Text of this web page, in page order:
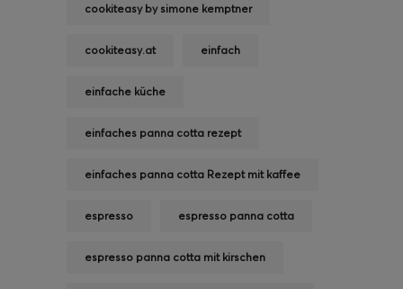
cookiteasy by simone kemptner
cookiteasy.at einfach
einfache küche
einfaches panna cotta rezept
einfaches panna cotta Rezept mit kaffee
espresso espresso panna cotta
espresso panna cotta mit kirschen